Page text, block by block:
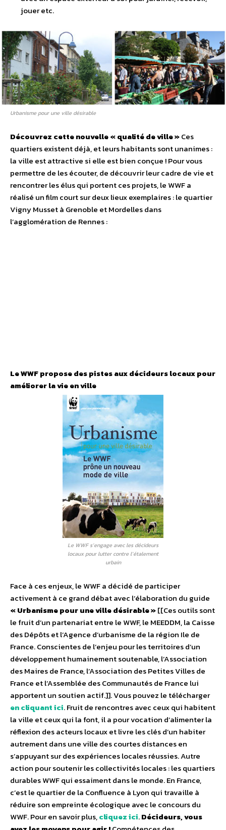
jouer etc.
Urbanisme pour une ville désirable
Découvrez cette nouvelle « qualité de ville »Ces
quartiers existent déjà, et leurs habitants sont unanimes :
la ville est attractive si elle est bien conçue ! Pour vous
permettre de les écouter, de découvrir leur cadre de vie et
rencontrer les élus qui portent ces projets, le WWF a
réalisé un film court sur deux lieux exemplaires : le quartier
Vigny Musset à Grenoble et Mordelles dans
l’agglomération de Rennes :
Le WWF propose des pistes aux décideurs locaux pour
améliorer la vie en ville
Le WWF s’engage avec les décideurs
locaux pour lutter contre l’étalement
urbain
Face à ces enjeux, le WWF a décidé de participer
activement à ce grand débat avec l’élaboration du guide
« Urbanisme pour une ville désirable »[[Ces outils sont
le fruit d’un partenariat entre le WWF, le MEEDDM, la Caisse
des Dépôts et l’Agence d’urbanisme de la région Ile de
France. Conscientes de l’enjeu pour les territoires d’un
développement humainement soutenable, l’Association
des Maires de France, l’Association des Petites Villes de
France et l’Assemblée des Communautés de France lui
apportent un soutien actif.]]. Vous pouvez le télécharger
en cliquant ici. Fruit de rencontres avec ceux qui habitent
la ville et ceux qui la font, il a pour vocation d’alimenter la
réflexion des acteurs locaux et livre les clés d’un habiter
autrement dans une ville des courtes distances en
s’appuyant sur des expériences locales réussies. Autre
action pour soutenir les collectivités locales : les quartiers
durables WWF qui essaiment dans le monde. En France,
c’est le quartier de la Confluence à Lyon qui travaille à
réduire son empreinte écologique avec le concours du
WWF. Pour en savoir plus,cliquez ici.Décideurs, vous